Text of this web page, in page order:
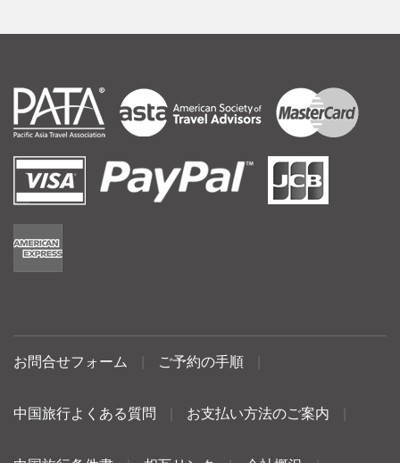
お問合せフォーム ご予約の手順
中国旅行よくある質問 お支払い方法のご案内